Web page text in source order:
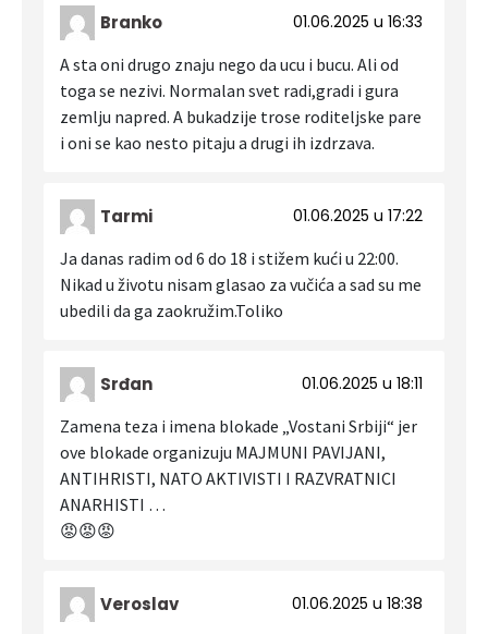
Branko
01.06.2025 u 16:33
A sta oni drugo znaju nego da ucu i bucu. Ali od
toga se nezivi. Normalan svet radi,gradi i gura
zemlju napred. A bukadzije trose roditeljske pare
i oni se kao nesto pitaju a drugi ih izdrzava.
Tarmi
01.06.2025 u 17:22
Ja danas radim od 6 do 18 i stižem kući u 22:00.
Nikad u životu nisam glasao za vučića a sad su me
ubedili da ga zaokružim.Toliko
Srđan
01.06.2025 u 18:11
Zamena teza i imena blokade „Vostani Srbiji“ jer
ove blokade organizuju MAJMUNI PAVIJANI,
ANTIHRISTI, NATO AKTIVISTI I RAZVRATNICI
ANARHISTI …
😡😡😡
Veroslav
01.06.2025 u 18:38